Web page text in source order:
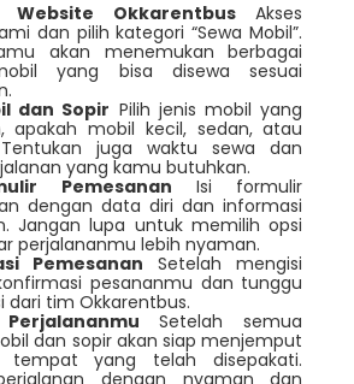
Website OkkarentbusAkses
dan pilih kategori “Sewa Mobil”.
akan menemukan berbagai
yang bisa disewa sesuai
dan Sopir Pilih jenis mobil yang
apakah mobil kecil, sedan, atau
juga waktu sewa dan
yang kamu butuhkan.
Pemesanan Isi formulir
dengan data diri dan informasi
Jangan lupa untuk memilih opsi
perjalananmu lebih nyaman.
Pemesanan Setelah mengisi
pesananmu dan tunggu
dari tim Okkarentbus.
Setelah semua
dan sopir akan siap menjemput
yang telah disepakati.